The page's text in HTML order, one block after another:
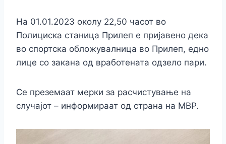
На 01.01.2023 околу 22,50 часот во
Полициска станица Прилеп е пријавено дека
во спортска обложувалница во Прилеп, едно
лице со закана од вработената одзело пари.
Се преземаат мерки за расчистување на
случајот – информираат од страна на МВР.